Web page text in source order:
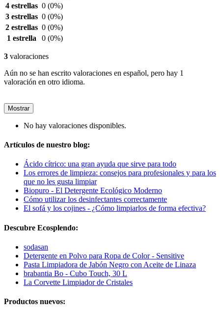
4 estrellas 0 (0%)
3 estrellas 0 (0%)
2 estrellas 0 (0%)
1 estrella
0 (0%)
3 valoraciones
Aún no se han escrito valoraciones en español, pero hay 1
valoración en otro idioma.
Mostrar
No hay valoraciones disponibles.
Artículos de nuestro blog:
Ácido cítrico: una gran ayuda que sirve para todo
Los errores de limpieza: consejos para profesionales y para los
que no les gusta limpiar
Biopuro - El Detergente Ecológico Moderno
Cómo utilizar los desinfectantes correctamente
El sofá y los cojines - ¿Cómo limpiarlos de forma efectiva?
Descubre Ecosplendo:
sodasan
Detergente en Polvo para Ropa de Color - Sensitive
Pasta Limpiadora de Jabón Negro con Aceite de Linaza
brabantia Bo - Cubo Touch, 30 L
La Corvette Limpiador de Cristales
Productos nuevos: